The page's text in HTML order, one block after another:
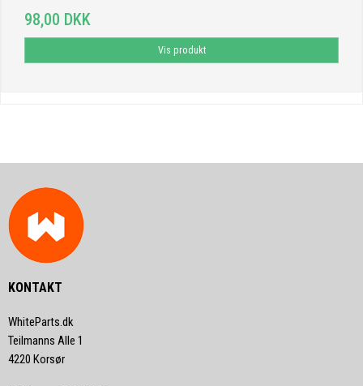
98,00 DKK
Vis produkt
KONTAKT
WhiteParts.dk
Teilmanns Alle 1
4220 Korsør